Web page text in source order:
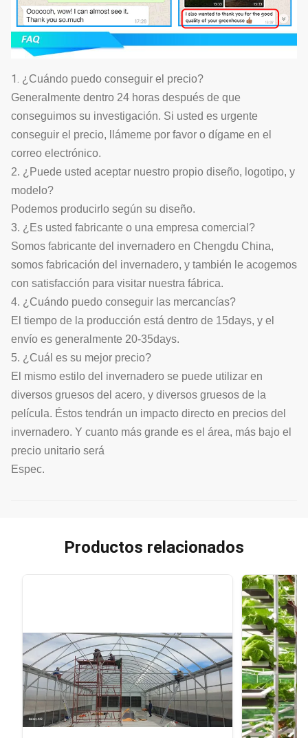
sistema
sistema que
sombrea.
15
Película-
electrodinámico,
tipo de cadena,
tipo manual
1.
¿Cuándo puedo conseguir el precio?
Generalmente dentro 24 horas después de que
conseguimos su investigación. Si usted es urgente
conseguir el precio, llámeme por favor o dígame en el
correo electrónico.
2. ¿Puede usted aceptar nuestro propio diseño, logotipo, y
modelo?
Podemos producirlo según su diseño.
3. ¿Es usted fabricante o una empresa comercial?
Somos fabricante del invernadero en Chengdu China,
somos fabricación del invernadero, y también le acogemos
con satisfacción para visitar nuestra fábrica.
4. ¿Cuándo puedo conseguir las mercancías?
El tiempo de la producción está dentro de 15days, y el
envío es generalmente 20-35days.
5. ¿Cuál es su mejor precio?
El mismo estilo del invernadero se puede utilizar en
diversos gruesos del acero, y diversos gruesos de la
película. Éstos tendrán un impacto directo en precios del
invernadero. Y cuanto más grande es el área, más bajo el
precio unitario será
Espec.
Productos relacionados